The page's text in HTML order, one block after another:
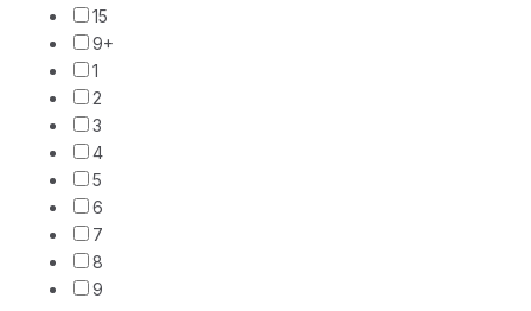
15
9+
1
2
3
4
5
6
7
8
9